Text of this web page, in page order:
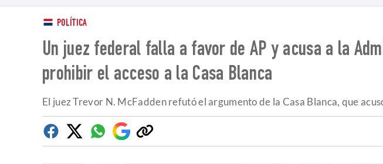
POLÍTICA
Un juez federal falla a favor de AP y acusa a la
prohibir el acceso a la Casa Blanca
El juez Trevor N. McFadden refutó el argumento de la Casa Blanca, que
Facebook
TwitterWhatsapp
Google
Discover
Copiar
enlace